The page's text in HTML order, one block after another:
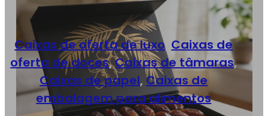
Caixas de oferta de luxo, Caixas de
oferta de doces,Caixas de tâmaras,
Caixas de papel,Caixas de
embalagem para alimentos